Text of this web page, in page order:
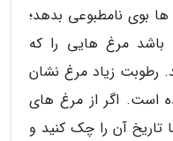
بوی نامطبوعی بدهد؛
باشد مرغ هایی را که
رطوبت زیاد مرغ نشان
است. اگر از مرغ های
تاریخ آن را چک کنید و